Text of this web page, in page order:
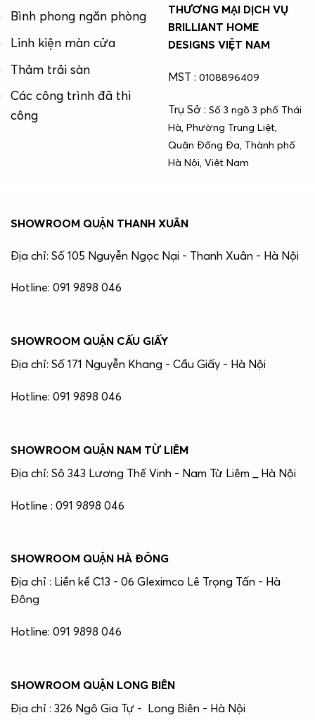
Bình phong ngăn phòng
Linh kiện màn cửa
Thảm trải sàn
Các công trình đã thi
công
THƯƠNG MẠI DỊCH VỤ
BRILLIANT HOME
DESIGNS VIỆT NAM
MST : 0108896409
Trụ Sở : Số 3 ngõ 3 phố Thái
Hà, Phường Trung Liệt,
Quận Đống Đa, Thành phố
Hà Nội, Việt Nam
SHOWROOM QUẬN THANH XUÂN
Địa chỉ: Số 105 Nguyễn Ngọc Nại - Thanh Xuân - Hà Nội
Hotline: 091 9898 046
SHOWROOM QUẬN CẤU GIẤY
Địa chỉ: Số 171 Nguyễn Khang - Cầu Giấy - Hà Nội
Hotline: 091 9898 046
SHOWROOM QUẬN NAM TỪ LIÊM
Địa chỉ: Sô 343 Lương Thế Vinh - Nam Từ Liêm _ Hà Nội
Hotline : 091 9898 046
SHOWROOM QUẬN HÀ ĐÔNG
Địa chỉ : Liền kề C13 - 06 Gleximco Lê Trọng Tấn - Hà
Đông
Hotline: 091 9898 046
SHOWROOM QUẬN LONG BIÊN
Địa chỉ : 326 Ngô Gia Tự - Long Biên - Hà Nội